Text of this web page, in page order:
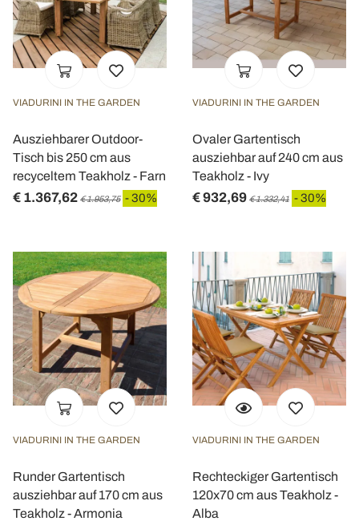
VIADURINI IN THE GARDEN
Ausziehbarer Outdoor-
Tisch bis 250 cm aus
recyceltem Teakholz - Farn
€ 1.367,62 € 1.953,75 - 30%
VIADURINI IN THE GARDEN
Ovaler Gartentisch
ausziehbar auf 240 cm aus
Teakholz - Ivy
€ 932,69 € 1.332,41 - 30%
VIADURINI IN THE GARDEN
Runder Gartentisch
ausziehbar auf 170 cm aus
Teakholz - Armonia
VIADURINI IN THE GARDEN
Rechteckiger Gartentisch
120x70 cm aus Teakholz -
Alba